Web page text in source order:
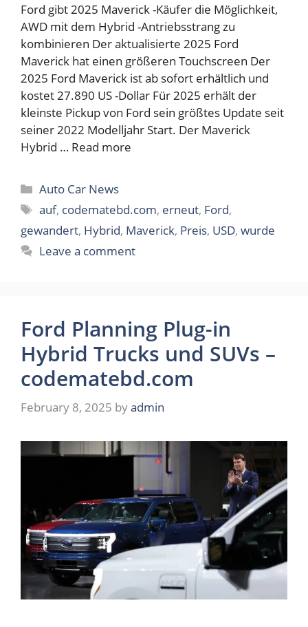
Ford gibt 2025 Maverick -Käufer die Möglichkeit,
AWD mit dem Hybrid -Antriebsstrang zu
kombinieren Der aktualisierte 2025 Ford
Maverick hat einen größeren Touchscreen Der
2025 Ford Maverick ist ab sofort erhältlich und
kostet 27.890 US -Dollar Für 2025 erhält der
kleinste Pickup von Ford sein größtes Update seit
seiner 2022 Modelljahr Start. Der Maverick
Hybrid … Read more
Categories
Auto Car News
Tags
auf, codematebd.com, erneut, Ford,
gewandert, Hybrid, Maverick, Preis, USD, wurde
Leave a comment
Ford Planning Plug-in
Hybrid Trucks und SUVs –
codematebd.com
February 8, 2025 byadmin